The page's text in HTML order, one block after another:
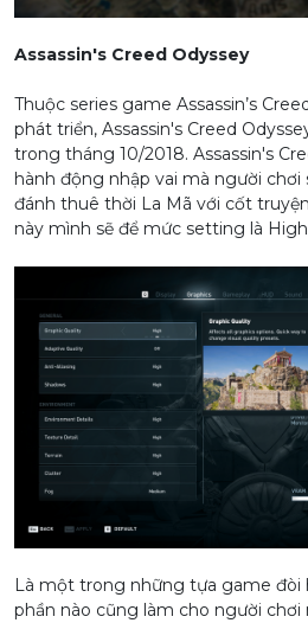
Assassin's Creed Odyssey
Thuộc series game Assassin’s
phát triển, Assassin's Creed
trong tháng 10/2018. Assassin's
hành động nhập vai mà người chơi
đánh thuê thời La Mã với cốt
này mình sẽ để mức setting là
Là một trong những tựa game đòi
phần nào cũng làm cho người chơi